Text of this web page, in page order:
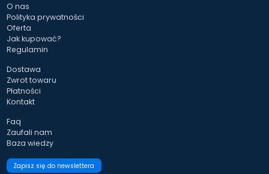
O nas
Polityka prywatności
Oferta
Jak kupować?
Regulamin
Dostawa
Zwrot towaru
Płatności
Kontakt
Faq
Zaufali nam
Baza wiedzy
Zapisz się do newslettera